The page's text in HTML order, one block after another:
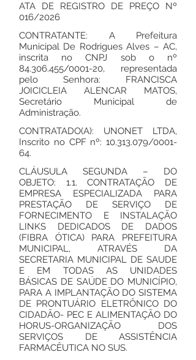
ATA DE REGISTRO DE PREÇO Nº
016/2026
CONTRATANTE: A Prefeitura
Municipal De Rodrigues Alves – AC,
inscrita no CNPJ sob o nº
84.306.455/0001-20, representada
pelo Senhora: FRANCISCA
JOICICLEIA ALENCAR MATOS,
Secretário Municipal de
Administração.
CONTRATADO(A): UNONET LTDA,
Inscrito no CPF nº: 10.313.079/0001-
64.
CLÁUSULA SEGUNDA – DO
OBJETO: 1.1. CONTRATAÇÃO DE
EMPRESA ESPECIALIZADA PARA
PRESTAÇÃO DE SERVIÇO DE
FORNECIMENTO E INSTALAÇÃO
LINKS DEDICADOS DE DADOS
(FIBRA ÓTICA) PARA PREFEITURA
MUNICIPAL, ATRAVÉS DA
SECRETARIA MUNICIPAL DE SAUDE
E EM TODAS AS UNIDADES
BÁSICAS DE SAÚDE DO MUNICÍPIO,
PARA A IMPLANTAÇÃO DO SISTEMA
DE PRONTUÁRIO ELETRÔNICO DO
CIDADÃO- PEC E ALIMENTAÇÃO DO
HORUS-ORGANIZAÇÃO DOS
SERVIÇOS DE ASSISTÊNCIA
FARMACÊUTICA NO SUS.